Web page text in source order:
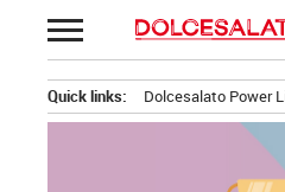
Passa
al
Quick links: Dolcesalato Power